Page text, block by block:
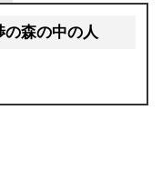
森の中の人